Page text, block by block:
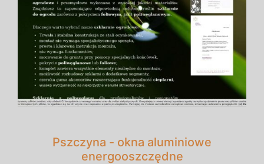
Pszczyna - okna aluminiowe
energooszczędne